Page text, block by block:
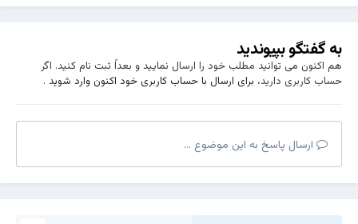
به گفتگو بپیوندید
هم اکنون می توانید مطلب خود را ارسال نمایید و بعداً ثبت نام کنید. اگر
حساب کاربری دارید، برای ارسال با حساب کاربری خود اکنون وارد شوید.
ارسال پاسخ به این موضوع ...